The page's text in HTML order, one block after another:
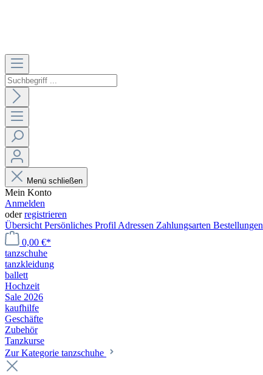
Menü schließen
Mein Konto
Anmelden
oderregistrieren
Übersicht Persönliches Profil Adressen Zahlungsarten Bestellungen
0,00 €*
tanzschuhe
tanzkleidung
ballett
Hochzeit
Sale 2026
kaufhilfe
Geschäfte
Zubehör
Tanzkurse
Zur Kategorie tanzschuhe